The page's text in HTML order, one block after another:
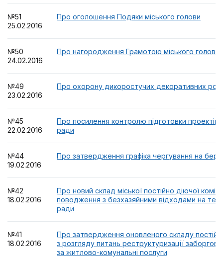
№51
25.02.2016
Про оголошення Подяки міського голови
№50
24.02.2016
Про нагородження Грамотою міського голови
№49
23.02.2016
Про охорону дикоростучих декоративних
№45
22.02.2016
Про посилення контролю підготовки проектів
ради
№44
19.02.2016
Про затвердження графіка чергування на
№42
18.02.2016
Про новий склад міської постійно діючої
поводження з безхазяйними відходами на
ради
№41
18.02.2016
Про затвердження оновленого складу постійно
з розгляду питань реструктуризації
за житлово-комунальні послуги